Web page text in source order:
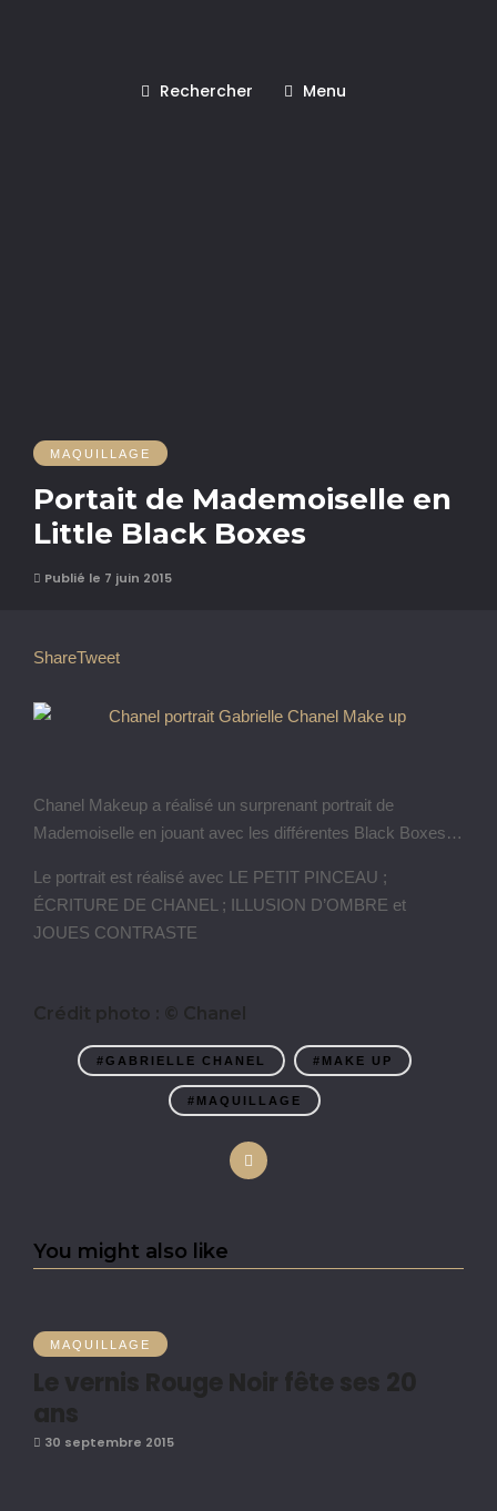
Rechercher Menu
MAQUILLAGE
Portait de Mademoiselle en
Little Black Boxes
Publié le 7 juin 2015
ShareTweet
Chanel Makeup a réalisé un surprenant portrait de
Mademoiselle en jouant avec les différentes Black Boxes…
Le portrait est réalisé avec LE PETIT PINCEAU ;
ÉCRITURE DE CHANEL ; ILLUSION D’OMBRE et
JOUES CONTRASTE
Crédit photo : © Chanel
#GABRIELLE CHANEL #MAKE UP
#MAQUILLAGE
You might also like
MAQUILLAGE
Le vernis Rouge Noir fête ses 20
ans
30 septembre 2015